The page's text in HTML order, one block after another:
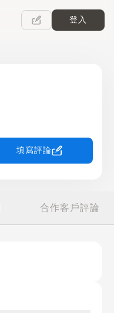
登入
填寫評論
合作客戶評論